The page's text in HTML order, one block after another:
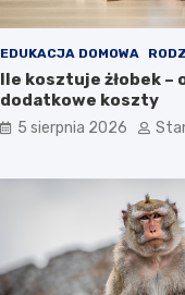
EDUKACJA DOMOWA
Ile kosztuje żłobek –
dodatkowe koszty
5 sierpnia 2026